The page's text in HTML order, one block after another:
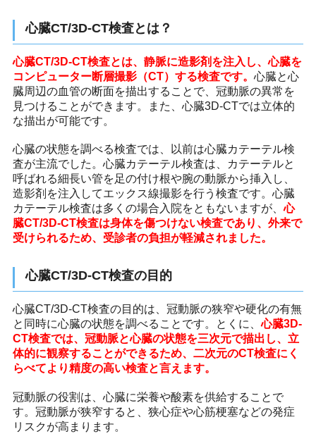
心臓CT/3D-CT検査とは？
心臓CT/3D-CT検査とは、静脈に造影剤を注入し、心臓を
コンピューター断層撮影（CT）する検査です。 心臓と心
臓周辺の血管の断面を描出することで、冠動脈の異常を
見つけることができます。また、心臓3D-CTでは立体的
な描出が可能です。
心臓の状態を調べる検査では、以前は心臓カテーテル検
査が主流でした。心臓カテーテル検査は、カテーテルと
呼ばれる細長い管を足の付け根や腕の動脈から挿入し、
造影剤を注入してエックス線撮影を行う検査です。心臓
カテーテル検査は多くの場合入院をともないますが、心
臓CT/3D-CT検査は身体を傷つけない検査であり、外来で
受けられるため、受診者の負担が軽減されました。
心臓CT/3D-CT検査の目的
心臓CT/3D-CT検査の目的は、冠動脈の狭窄や硬化の有無
と同時に心臓の状態を調べることです。とくに、心臓3D-
CT検査では、冠動脈と心臓の状態を三次元で描出し、立
体的に観察することができるため、二次元のCT検査にく
らべてより精度の高い検査と言えます。
冠動脈の役割は、心臓に栄養や酸素を供給することで
す。冠動脈が狭窄すると、狭心症や心筋梗塞などの発症
リスクが高まります。